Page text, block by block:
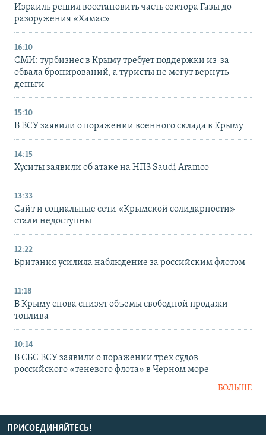
Израиль решил восстановить часть сектора Газы до
разоружения «Хамас»
16:10
СМИ: турбизнес в Крыму требует поддержки из-за
обвала бронирований, а туристы не могут вернуть
деньги
15:10
В ВСУ заявили о поражении военного склада в Крыму
14:15
Хуситы заявили об атаке на НПЗ Saudi Aramco
13:33
Сайт и социальные сети «Крымской солидарности»
стали недоступны
12:22
Британия усилила наблюдение за российским флотом
11:18
В Крыму снова снизят объемы свободной продажи
топлива
10:14
В СБС ВСУ заявили о поражении трех судов
российского «теневого флота» в Черном море
БОЛЬШЕ
ПРИСОЕДИНЯЙТЕСЬ!